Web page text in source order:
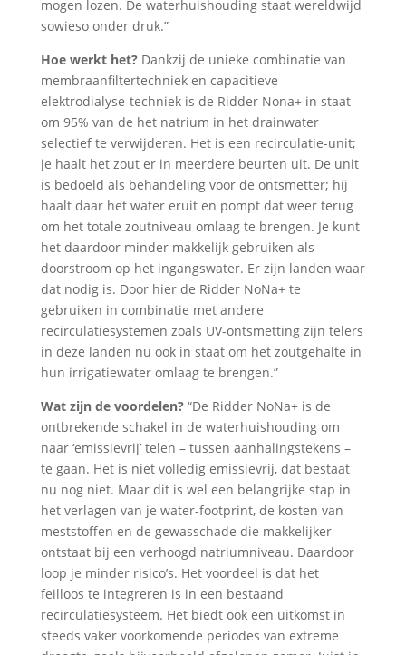
mogen lozen. De waterhuishouding staat wereldwijd
sowieso onder druk.”
Hoe werkt het? Dankzij de unieke combinatie van
membraanfiltertechniek en capacitieve
elektrodialyse-techniek is de Ridder Nona+ in staat
om 95% van de het natrium in het drainwater
selectief te verwijderen. Het is een recirculatie-unit;
je haalt het zout er in meerdere beurten uit. De unit
is bedoeld als behandeling voor de ontsmetter; hij
haalt daar het water eruit en pompt dat weer terug
om het totale zoutniveau omlaag te brengen. Je kunt
het daardoor minder makkelijk gebruiken als
doorstroom op het ingangswater. Er zijn landen waar
dat nodig is. Door hier de Ridder NoNa+ te
gebruiken in combinatie met andere
recirculatiesystemen zoals UV-ontsmetting zijn telers
in deze landen nu ook in staat om het zoutgehalte in
hun irrigatiewater omlaag te brengen.”
Wat zijn de voordelen? “De Ridder NoNa+ is de
ontbrekende schakel in de waterhuishouding om
naar ‘emissievrij’ telen – tussen aanhalingstekens –
te gaan. Het is niet volledig emissievrij, dat bestaat
nu nog niet. Maar dit is wel een belangrijke stap in
het verlagen van je water-footprint, de kosten van
meststoffen en de gewasschade die makkelijker
ontstaat bij een verhoogd natriumniveau. Daardoor
loop je minder risico’s. Het voordeel is dat het
feilloos te integreren is in een bestaand
recirculatiesysteem. Het biedt ook een uitkomst in
steeds vaker voorkomende periodes van extreme